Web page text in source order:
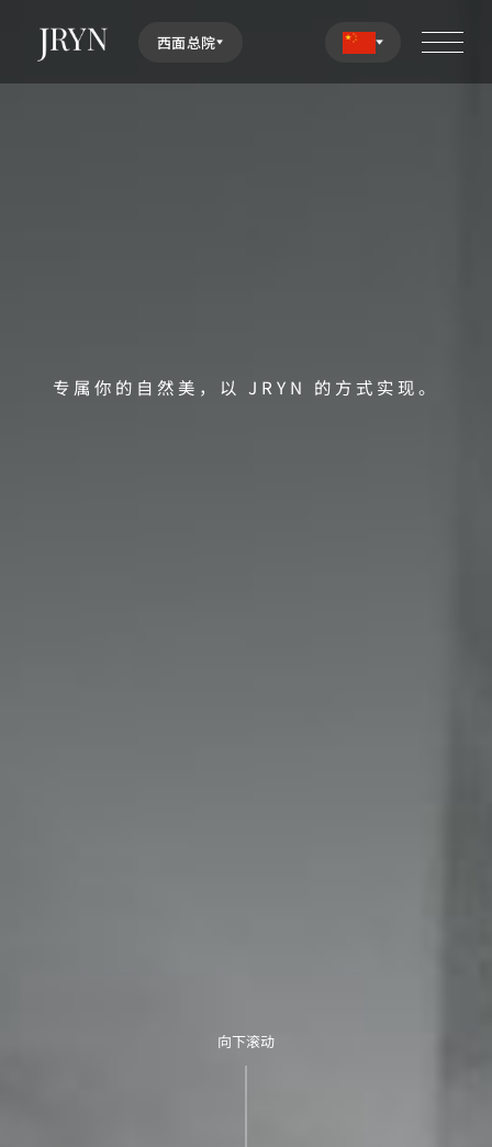
西面总院
专属你的自然美，以 JRYN 的方式实现。
向下滚动